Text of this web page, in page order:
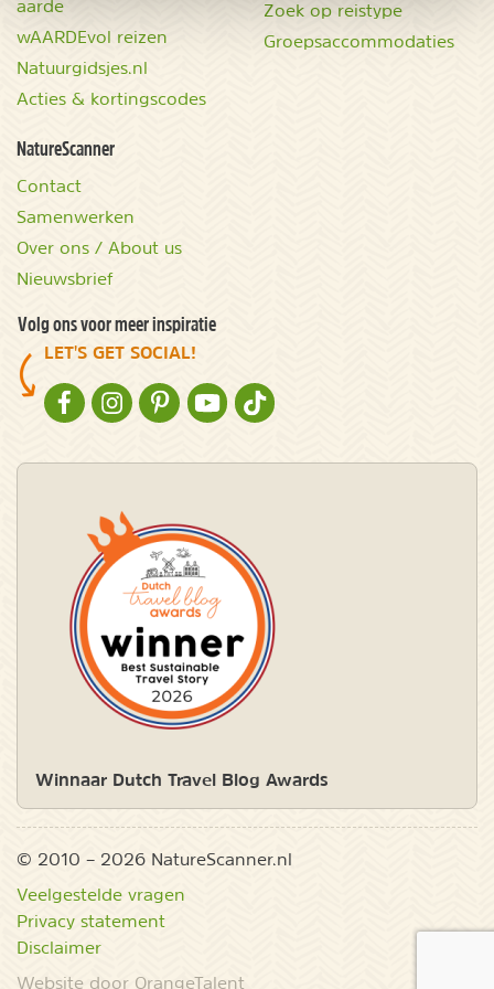
aarde
wAARDEvol reizen
Natuurgidsjes.nl
Acties & kortingscodes
Zoek op reistype
Groepsaccommodaties
NatureScanner
Contact
Samenwerken
Over ons / About us
Nieuwsbrief
Volg ons voor meer inspiratie
LET'S GET SOCIAL!
NATURESCANNER OP FACEBOOK
NATURESCANNER OP INSTAGRAM
NATURESCANNER OP PINTEREST
NATURESCANNER OP YOUTUBE
NATURESCANNER OP TIKTOK
Winnaar Dutch Travel Blog Awards
© 2010 – 2026 NatureScanner.nl
Veelgestelde vragen
Privacy statement
Disclaimer
Website door OrangeTalent